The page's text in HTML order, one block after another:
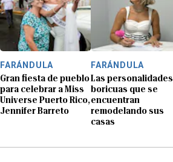
FARÁNDULA
Gran fiesta de pueblo
para celebrar a Miss
Universe Puerto Rico,
Jennifer Barreto
FARÁNDULA
Las personalidades
boricuas que se
encuentran
remodelando sus
casas